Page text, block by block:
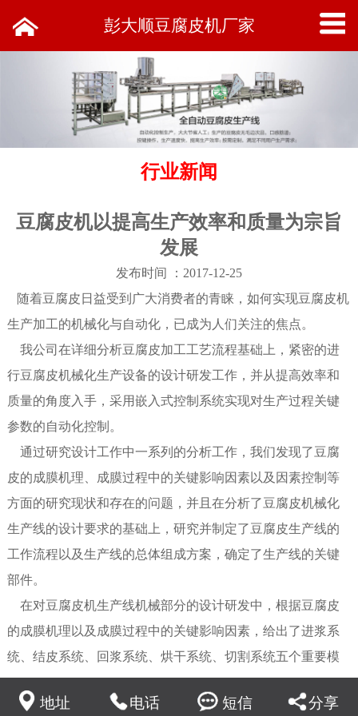
彭大顺豆腐皮机厂家
行业新闻
豆腐皮机以提高生产效率和质量为宗旨
发展
发布时间 ：2017-12-25
随着豆腐皮日益受到广大消费者的青睐，如何实现豆腐皮机
生产加工的机械化与自动化，已成为人们关注的焦点。
我公司在详细分析豆腐皮加工工艺流程基础上，紧密的进
行豆腐皮机械化生产设备的设计研发工作，并从提高效率和
质量的角度入手，采用嵌入式控制系统实现对生产过程关键
参数的自动化控制。
通过研究设计工作中一系列的分析工作，我们发现了豆腐
皮的成膜机理、成膜过程中的关键影响因素以及因素控制等
方面的研究现状和存在的问题，并且在分析了豆腐皮机械化
生产线的设计要求的基础上，研究并制定了豆腐皮生产线的
工作流程以及生产线的总体组成方案，确定了生产线的关键
部件。
在对豆腐皮机生产线机械部分的设计研发中，根据豆腐皮
的成膜机理以及成膜过程中的关键影响因素，给出了进浆系
统、结皮系统、回浆系统、烘干系统、切割系统五个重要模
块的具体设计方案。
另外在确定豆浆液温度、浓度控制系统框架的基础上，对
地址 电话 短信 分享